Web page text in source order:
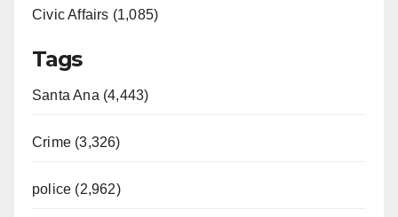
Civic Affairs (1,085)
Tags
Santa Ana (4,443)
Crime (3,326)
police (2,962)